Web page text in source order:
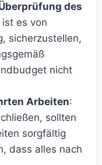
des
es von
sicherzustellen,
nicht
Arbeiten:
sollten
sorgfältig
dass alles nach